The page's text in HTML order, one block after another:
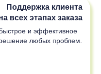
Поддержка клиента
всех этапах заказа
и эффективное
любых проблем.